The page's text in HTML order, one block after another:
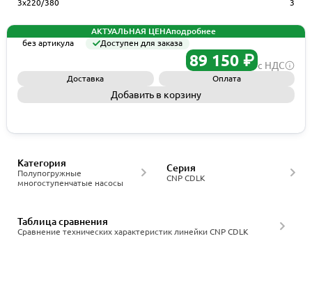
3x220/380
3
АКТУАЛЬНАЯ ЦЕНАподробнее
без артикула
Доступен для заказа
89 150 ₽ с НДС
Доставка Оплата
Добавить в корзину
Полупогружные
многоступенчатые насосы
Категория
CNP CDLK
Серия
Сравнение технических характеристик линейки CNP CDLK
Таблица сравнения